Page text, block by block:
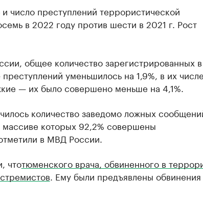
число преступлений террористической
в 2022 году против шести в 2021 г. Рост
общее количество зарегистрированных в
уменьшилось на 1,9%, в их числе
— их было совершено меньше на 4,1%.
количество заведомо ложных
массиве которых 92,2% совершены
в МВД России.
чтотюменского врача, обвиненного в
. Ему были предъявлены обвинения